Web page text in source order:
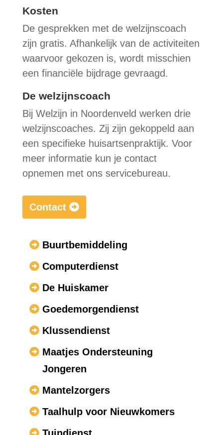
Kosten
De gesprekken met de welzijnscoach
zijn gratis. Afhankelijk van de activiteiten
waarvoor gekozen is, wordt misschien
een financiële bijdrage gevraagd.
De welzijnscoach
Bij Welzijn in Noordenveld werken drie
welzijnscoaches. Zij zijn gekoppeld aan
een specifieke huisartsenpraktijk. Voor
meer informatie kun je contact
opnemen met ons servicebureau.
Contact
Buurtbemiddeling
Computerdienst
De Huiskamer
Goedemorgendienst
Klussendienst
Maatjes Ondersteuning
Jongeren
Mantelzorgers
Taalhulp voor Nieuwkomers